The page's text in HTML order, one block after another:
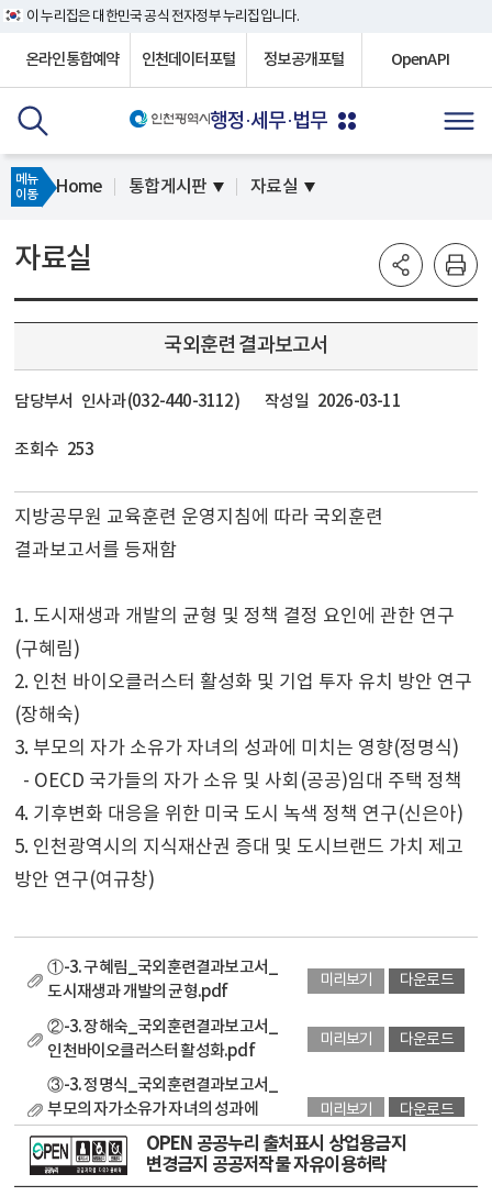
이 누리집은 대한민국 공식 전자정부 누리집입니다.
온라인통합예약 인천데이터포털 정보공개포털 OpenAPI
행정·세무·법무
메뉴
이동
Home 통합게시판 자료실
자료실
국외훈련 결과보고서
담당부서 인사과 (032-440-3112) 작성일 2026-03-11
조회수 253
지방공무원 교육훈련 운영지침에 따라 국외훈련
결과보고서를 등재함
1. 도시재생과 개발의 균형 및 정책 결정 요인에 관한 연구
(구혜림)
2. 인천 바이오클러스터 활성화 및 기업 투자 유치 방안 연구
(장해숙)
3. 부모의 자가 소유가 자녀의 성과에 미치는 영향(정명식)
- OECD 국가들의 자가 소유 및 사회(공공)임대 주택 정책
4. 기후변화 대응을 위한 미국 도시 녹색 정책 연구(신은아)
5. 인천광역시의 지식재산권 증대 및 도시브랜드 가치 제고
방안 연구(여규창)
①-3. 구혜림_국외훈련결과보고서_
도시재생과 개발의 균형.pdf
미리보기 다운로드
②-3. 장해숙_국외훈련결과보고서_
인천바이오클러스터 활성화.pdf
미리보기 다운로드
③-3. 정명식_국외훈련결과보고서_
부모의 자가소유가 자녀의 성과에
미치는 영향.pdf
미리보기 다운로드
④-3. 신은아_국외훈련결과보고서_
OPEN 공공누리 출처표시 상업용금지
변경금지 공공저작물 자유이용허락